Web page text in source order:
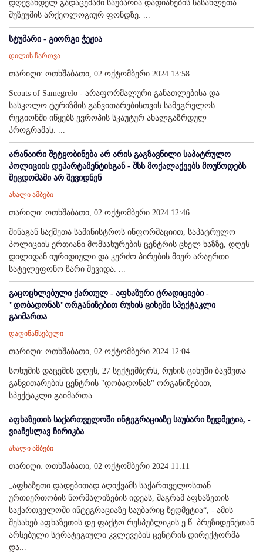
დღევანდელ გადაცემაში საუბარია დადიანების სასახლეთა
მუზეუმის არქეოლოგიურ ფონდზე. ...
სტუმარი - გიორგი ჭეჟია
დილის ჩართვა
თარიღი: ოთხშაბათი, 02 ოქტომბერი 2024 13:58
Scouts of Samegrelo - არაფორმალური განათლებისა და
სასკოლო ტურიზმის განვითარებისთვის სამეგრელოს
რეგიონში იწყებს ევროპის სკაუტურ ახალგაზრდულ
პროგრამას. ...
არანაირი შეტყობინება არ არის გაგზავნილი საპატრულო
პოლიციის დეპარტამენტისგან - შსს მოქალაქეებს მოუწოდებს
შეცდომაში არ შევიდნენ
ახალი ამბები
თარიღი: ოთხშაბათი, 02 ოქტომბერი 2024 12:46
შინაგან საქმეთა სამინისტროს ინფორმაციით, საპატრულო
პოლიციის ერთიანი მომსახურების ცენტრის ცხელ ხაზზე, დღეს
დილიდან იურიდიული და კერძო პირების მიერ არაერთი
სატელეფონო ზარი შევიდა. ...
გაცოცხლებული ქართულ - აფხაზური ტრადიციები -
"დობადონას"ორგანიზებით რუხის ციხეში სპექტაკლი
გაიმართა
დაფინანსებული
თარიღი: ოთხშაბათი, 02 ოქტომბერი 2024 12:04
სოხუმის დაცემის დღეს, 27 სექტემბერს, რუხის ციხეში ბავშვთა
განვითარების ცენტრის "დობადონას" ორგანიზებით,
სპექტაკლი გაიმართა. ...
აფხაზეთის საქართველოში ინტეგრაციაზე საუბარი ზედმეტია, -
ვიაჩესლავ ჩირიკბა
ახალი ამბები
თარიღი: ოთხშაბათი, 02 ოქტომბერი 2024 11:11
„აფხაზეთი დადებითად აღიქვამს საქართველოსთან
ურთიერთობის ნორმალიზების იდეას, მაგრამ აფხაზეთის
საქართველოში ინტეგრაციაზე საუბარიც ზედმეტია“, - ამის
შესახებ აფხაზეთის დე ფაქტო რესპუბლიკის ე.წ. პრეზიდენტთან
არსებული სტრატეგიული კვლევების ცენტრის დირექტორმა
და...